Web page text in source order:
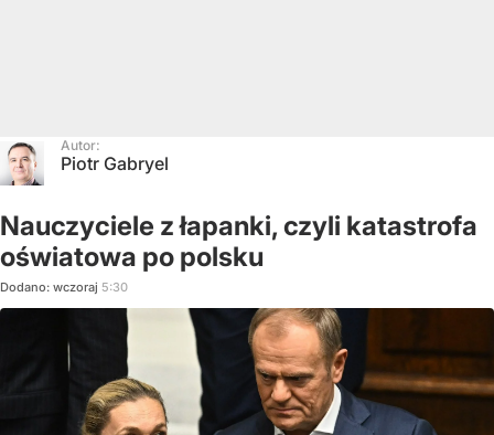
Autor:
Piotr Gabryel
Nauczyciele z łapanki, czyli katastrofa
oświatowa po polsku
Dodano: wczoraj 5:30